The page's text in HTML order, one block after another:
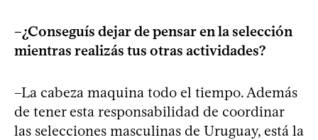
–¿Conseguís dejar de pensar en la selección
mientras realizás tus otras actividades?
–La cabeza maquina todo el tiempo. Además
de tener esta responsabilidad de coordinar
las selecciones masculinas de Uruguay, está la